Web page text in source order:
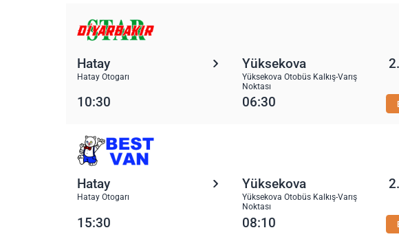
Hatay
Hatay Otogarı
Yüksekova
Yüksekova Otobüs Kalkış-Varış
Noktası
10:30 06:30
Hatay
Hatay Otogarı
Yüksekova
Yüksekova Otobüs Kalkış-Varış
Noktası
15:30 08:10